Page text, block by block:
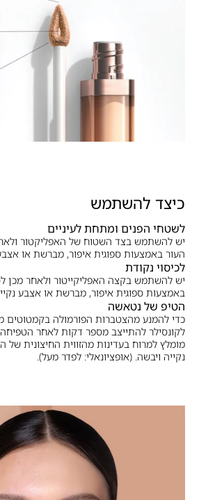
כיצד להשתמש
לשטחי הפנים ומתחת לעיניים
יש להשתמש בצד השטוח של האפליקטור
העור באמצעות ספוגית איפור, מברשת או
לכיסוי נקודת
יש להשתמש בקצה האפליקייטור ולאחר מכן
באמצעות ספוגית איפור, מברשת או אצבע
הטיפ של נטאשה
כדי להמנע מהצטברות הפורמולה בקמטוטים
לקונסילר להתייצב מספר דקות לאחר
מומלץ למרוח בעדינות מהזווית החיצונית של
נקייה ויבשה. (אופציונאלי: לפדר מעל).